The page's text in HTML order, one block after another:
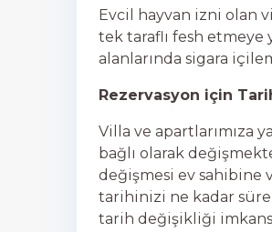
Evcil hayvan izni olan
tek taraflı fesh etmeye
alanlarında sigara
Rezervasyon için
Villa ve apartlarımıza
bağlı olarak
değişmesi ev sahibine
tarihinizi ne kadar
tarih değişikliği